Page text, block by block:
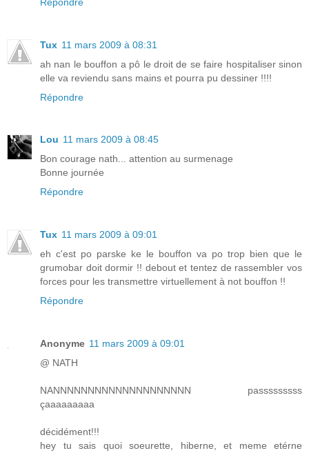
Tux 11 mars 2009 à 08:31
ah nan le bouffon a pô le droit de se faire hospitaliser sinon
elle va reviendu sans mains et pourra pu dessiner !!!!
Répondre
Lou 11 mars 2009 à 08:45
Bon courage nath... attention au surmenage
Bonne journée
Répondre
Tux 11 mars 2009 à 09:01
eh c'est po parske ke le bouffon va po trop bien que le
grumobar doit dormir !! debout et tentez de rassembler vos
forces pour les transmettre virtuellement à not bouffon !!
Répondre
Anonyme 11 mars 2009 à 09:01
@ NATH
NANNNNNNNNNNNNNNNNNNNN passsssssss
çaaaaaaaaa
décidément!!!
hey tu sais quoi soeurette, hiberne, et meme etérne